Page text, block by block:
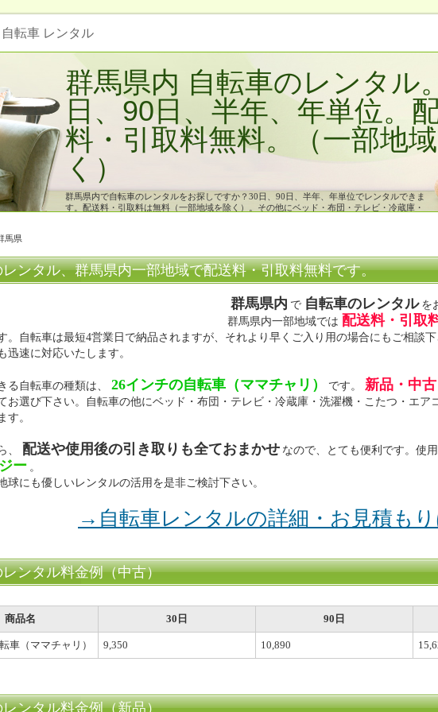
転車 レンタル
群馬県内 自転車のレンタル
日、90日、半年、年単位。
料・引取料無料。（一部地
く）
群馬県内で自転車のレンタルをお探しですか？30日、90日、半年、年単位でレンタルできま
す。配送料・引取料は無料（一部地域を除く）。その他にベッド・布団・テレビ・冷蔵庫・
馬県
ンタル、群馬県内一部地域で配送料・引取料無料です。
群馬県内 で 自転車のレンタル を
群馬県内一部地域では 配送料・引取
。自転車は最短4営業日で納品されますが、それより早くご入り用の場合にもご相談
迅速に対応いたします。
る自転車の種類は、 26インチの自転車（ママチャリ） です。 新品・中古
お選び下さい。自転車の他にベッド・布団・テレビ・冷蔵庫・洗濯機・こたつ・エア
す。
、 配送や使用後の引き取りも全ておまかせ なので、とても便利です。使
ー 。
球にも優しいレンタルの活用を是非ご検討下さい。
→自転車レンタルの詳細・お見積も
ンタル料金例（中古）
商品名 30日 90日
車（ママチャリ） 9,350 10,890
ンタル料金例（新品）